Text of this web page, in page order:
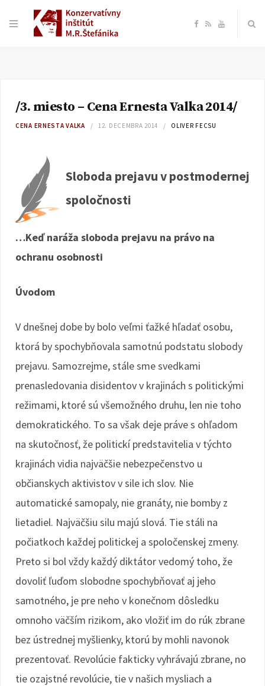
F
e
R Y
T
/3. miesto – Cena Ernesta Valka 2014/
CENA ERNESTA VALKA 12. DECEMBRA 2014 OLIVER FECSU
Sloboda prejavu v postmodernej
spoločnosti
…Keď naráža sloboda prejavu na právo na
ochranu osobnosti
Úvodom
V dnešnej dobe by bolo veľmi ťažké hľadať osobu,
ktorá by spochybňovala samotnú podstatu slobody
prejavu. Samozrejme, stále sme svedkami
prenasledovania disidentov v krajinách s politickými
režimami, ktoré sú všemožného druhu, len nie toho
demokratického. To sa však deje práve s ohľadom
na skutočnosť, že politickí predstavitelia v týchto
krajinách vidia najväčšie nebezpečenstvo u
občianskych aktivistov v sile ich slov. Nie
automatické samopaly, nie granáty, nie bomby z
lietadiel. Najväčšiu silu majú slová. Tie stáli na
počiatkoch každej politickej a spoločenskej zmeny.
Preto si bol vždy každý diktátor vedomý toho, že
dovoliť ľuďom slobodne spochybňovať aj jeho
samotného, je pre neho v konečnom dôsledku
omnoho väčším rizikom, ako vložiť im do rúk zbrane
bez ústrednej myšlienky, ktorú by mohli navonok
prezentovať. Revolúcie fakticky vyhrávajú zbrane, no
tie ozajstné revolúcie, tie v našich mysliach a